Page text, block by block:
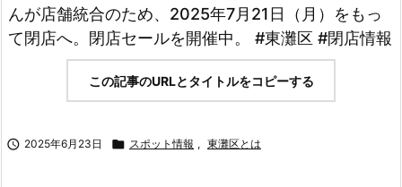
んが店舗統合のため、2025年7月21日（月）をもっ
て閉店へ。閉店セールを開催中。 #東灘区 #閉店情報
この記事のURLとタイトルをコピーする
 2025年6月23日  スポット情報 , 東灘区とは